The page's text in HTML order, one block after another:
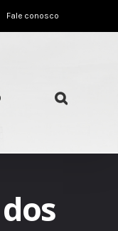
Fale conosco